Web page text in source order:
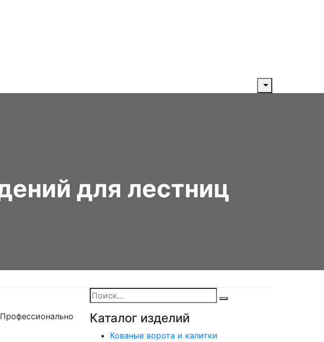
для лестниц
Каталог изделий
Кованые ворота и калитки